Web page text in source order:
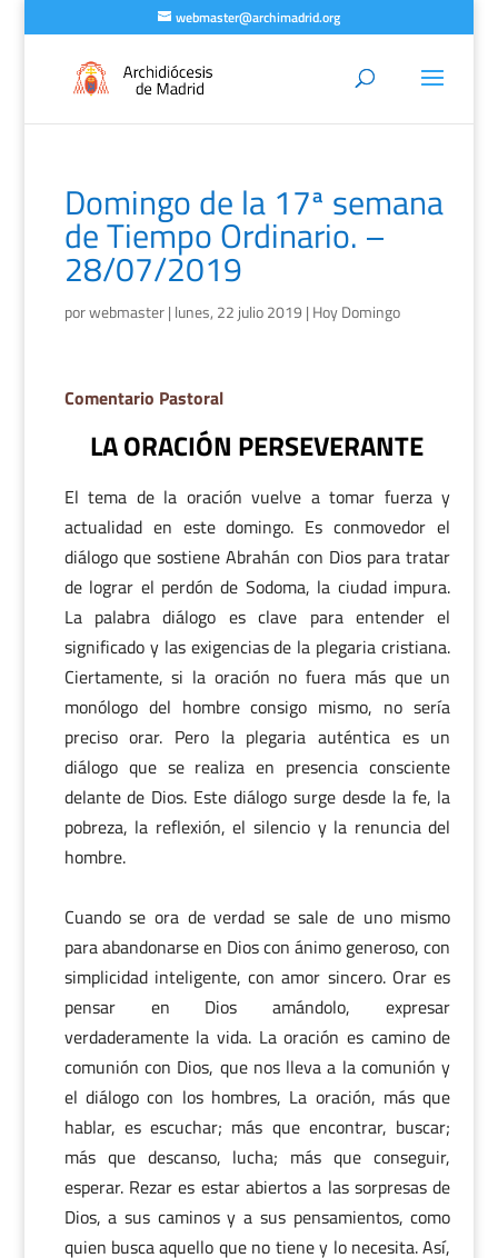
webmaster@archimadrid.org
Domingo de la 17ª semana
de Tiempo Ordinario. –
28/07/2019
porwebmaster| lunes, 22 julio 2019 | Hoy Domingo
Comentario Pastoral
LA ORACIÓN PERSEVERANTE
El tema de la oración vuelve a tomar fuerza y
actualidad en este domingo. Es conmovedor el
diálogo que sostiene Abrahán con Dios para tratar
de lograr el perdón de Sodoma, la ciudad impura.
La palabra diálogo es clave para entender el
significado y las exigencias de la plegaria cristiana.
Ciertamente, si la oración no fuera más que un
monólogo del hombre consigo mismo, no sería
preciso orar. Pero la plegaria auténtica es un
diálogo que se realiza en presencia consciente
delante de Dios. Este diálogo surge desde la fe, la
pobreza, la reflexión, el silencio y la renuncia del
hombre.
Cuando se ora de verdad se sale de uno mismo
para abandonarse en Dios con ánimo generoso, con
simplicidad inteligente, con amor sincero. Orar es
pensar en Dios amándolo, expresar
verdaderamente la vida. La oración es camino de
comunión con Dios, que nos lleva a la comunión y
el diálogo con los hombres, La oración, más que
hablar, es escuchar; más que encontrar, buscar;
más que descanso, lucha; más que conseguir,
esperar. Rezar es estar abiertos a las sorpresas de
Dios, a sus caminos y a sus pensamientos, como
quien busca aquello que no tiene y lo necesita. Así,